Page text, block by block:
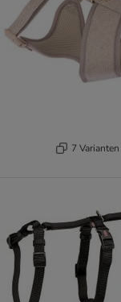
7 Varianten